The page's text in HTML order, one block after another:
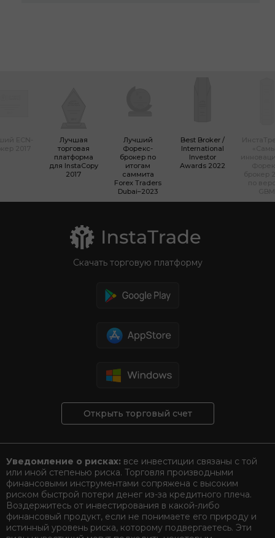
Лучшая
торговая
платформа
для InstaCopy
2017
Лучший
Форекс-
брокер по
итогам
саммита
Forex Traders
Dubai–2023
Best Broker /
International
Investor
Awards 2022
Скачать торговую платформу
Открыть торговый счет
Уведомление о рисках: все инвестиции связаны с той
или иной степенью риска. Торговля производными
финансовыми инструментами сопряжена с высоким
риском быстрой потери денег из-за кредитного плеча.
Воздержитесь от инвестирования в какой-либо
финансовый продукт, если не понимаете его природу и
истинный уровень риска, которому подвергаетесь. Эти